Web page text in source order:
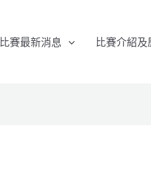
比賽最新消息 比賽介紹